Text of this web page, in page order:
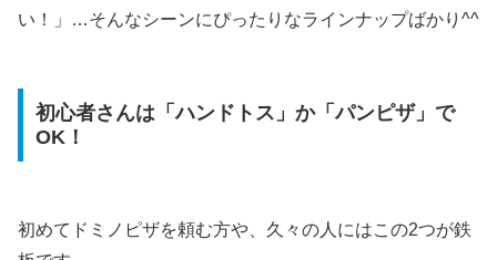
い！」…そんなシーンにぴったりなラインナップばかり^^
初心者さんは「ハンドトス」か「パンピザ」で
OK！
初めてドミノピザを頼む方や、久々の人にはこの2つが鉄